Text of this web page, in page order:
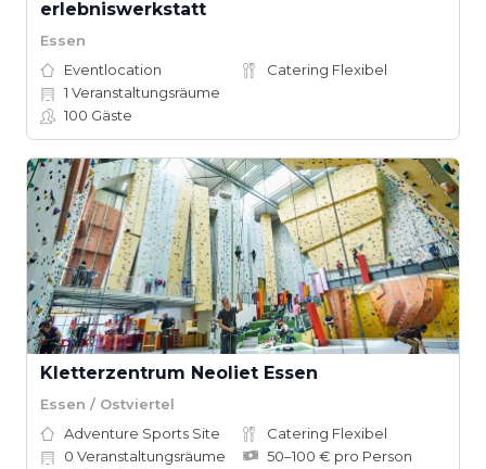
erlebniswerkstatt
Essen
Eventlocation
Catering Flexibel
1 Veranstaltungsräume
100 Gäste
Kletterzentrum Neoliet Essen
Essen / Ostviertel
Adventure Sports Site
Catering Flexibel
0 Veranstaltungsräume
50–100 € pro Person